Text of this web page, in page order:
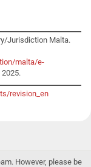
Jurisdiction Malta.
malta/e-
revision_en
However, please be